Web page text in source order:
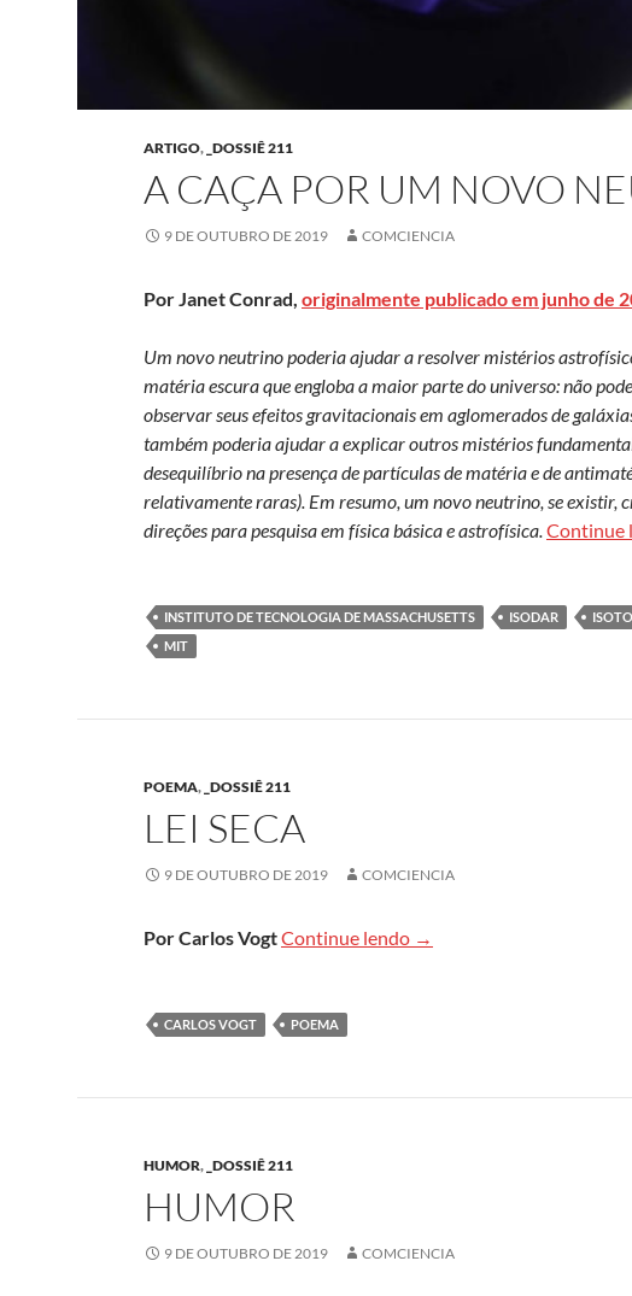
ARTIGO, _DOSSIÊ 211
A CAÇA POR UM NOVO
9 DE OUTUBRO DE 2019 COMCIENCIA
Por Janet Conrad, originalmente publicado em junho de
Um novo neutrino poderia ajudar a resolver mistérios
matéria escura que engloba a maior parte do universo: não
observar seus efeitos gravitacionais em aglomerados de
também poderia ajudar a explicar outros mistérios
desequilíbrio na presença de partículas de matéria e de
relativamente raras). Em resumo, um novo neutrino, se existir,
direções para pesquisa em física básica e astrofísica. Continue
INSTITUTO DE TECNOLOGIA DE MASSACHUSETTS ISODAR
MIT
POEMA, _DOSSIÊ 211
LEI SECA
9 DE OUTUBRO DE 2019 COMCIENCIA
Por Carlos VogtContinue lendo Lei seca
→
CARLOS VOGT POEMA
HUMOR, _DOSSIÊ 211
HUMOR
9 DE OUTUBRO DE 2019 COMCIENCIA